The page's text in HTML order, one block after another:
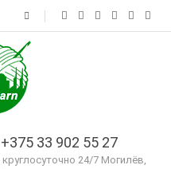
+375 33 902 55 27
24/7 Могилёв,